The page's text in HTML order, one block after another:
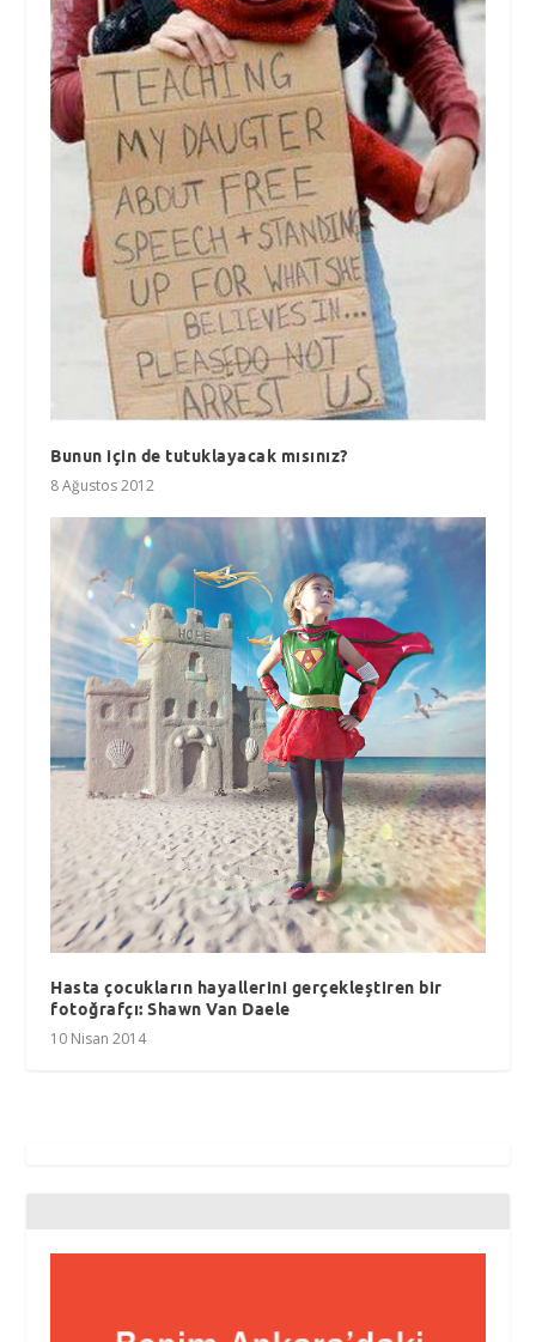
Bunun için de tutuklayacak mısınız?
8 Ağustos 2012
Hasta çocukların hayallerini gerçekleştiren bir
fotoğrafçı: Shawn Van Daele
10 Nisan 2014